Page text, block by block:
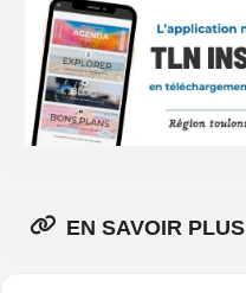
EN SAVOIR PLUS